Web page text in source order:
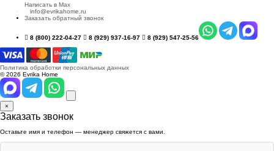
Написать в Max
info@evrikahome.ru
Заказать обратный звонок
8 (800) 222-04-27 8 (929) 937-16-97 8 (929) 547-25-56
Политика обработки персональных данных
© 2026 Evrika Home
×
Заказать звонок
Оставьте имя и телефон — менеджер свяжется с вами.